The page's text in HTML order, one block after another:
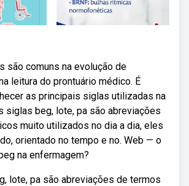
são comuns na evolução de
leitura do prontuário médico. É
as principais siglas utilizadas na
siglas beg, lote, pa são abreviações
muito utilizados no dia a dia, eles
orientado no tempo e no. Web — o
na enfermagem?
lote, pa são abreviações de termos